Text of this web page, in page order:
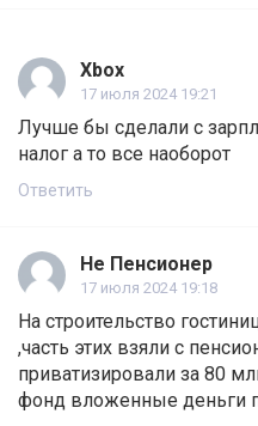
Xbox
17 июля 2024 19:21
Лучше бы сделали с
налог а то все наоборот
Ответить
Не Пенсионер
17 июля 2024 19:18
На строительство
,часть этих взяли с
приватизировали за 80
фонд вложенные деньги